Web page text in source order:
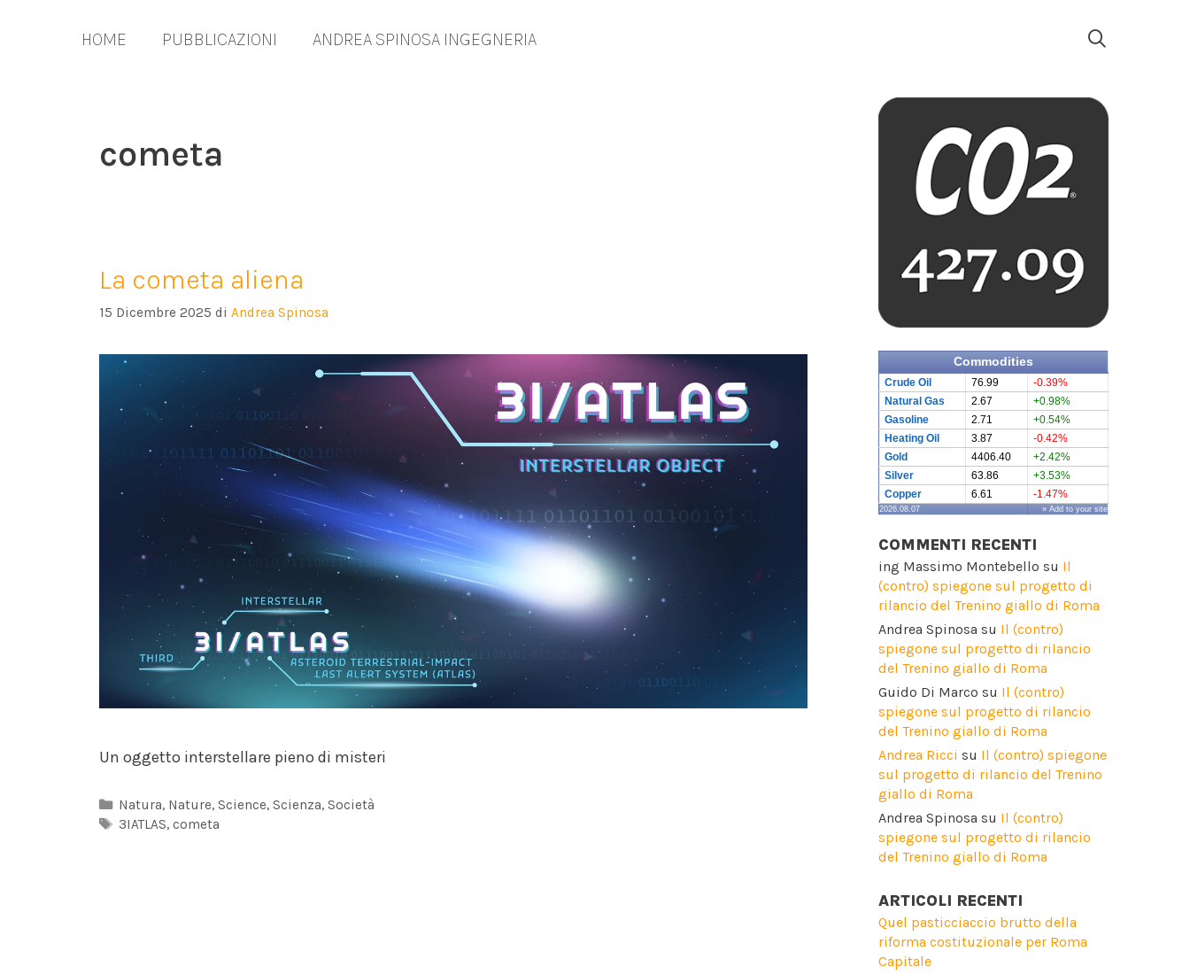
HOME PUBBLICAZIONI ANDREA SPINOSA INGEGNERIA
cometa
La cometa aliena
15 Dicembre 2025 di Andrea Spinosa
Un oggetto interstellare pieno di misteri
Categorie
Natura, Nature,Science,Scienza,Società
Tag
3IATLAS,cometa
Commodities
Crude Oil 76.99
-0.39%
Natural Gas
2.67
+0.98%
Gasoline
2.71
+0.54%
Heating Oil
3.87
-0.42%
Gold
4406.40
+2.42%
Silver
63.86
+3.53%
Copper
6.61 -1.47%
2026.08.07 » Add to your site
COMMENTI RECENTI
ing Massimo Montebello su Il
(contro) spiegone sul progetto di
rilancio del Trenino giallo di Roma
Andrea Spinosa su Il (contro)
spiegone sul progetto di rilancio
del Trenino giallo di Roma
Guido Di Marco su Il (contro)
spiegone sul progetto di rilancio
del Trenino giallo di Roma
Andrea Ricci su Il (contro) spiegone
sul progetto di rilancio del Trenino
giallo di Roma
Andrea Spinosa su Il (contro)
spiegone sul progetto di rilancio
del Trenino giallo di Roma
ARTICOLI RECENTI
Quel pasticciaccio brutto della
riforma costituzionale per Roma
Capitale